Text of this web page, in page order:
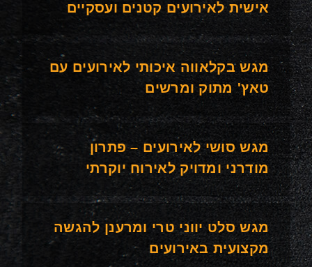
אישית לאירועים קטנים ועסקיים
מגש בקלאווה איכותי לאירועים עם
טאץ' מתוק ומרשים
מגש סושי לאירועים – פתרון
מודרני ומדויק לאירוח יוקרתי
מגש סלט יווני טרי ומרענן להגשה
מקצועית באירועים